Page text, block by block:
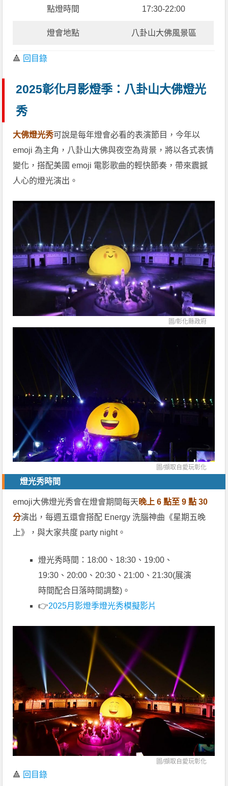
點燈時間 17:30-22:00
燈會地點 八卦山大佛風景區
🔺 回目錄
2025彰化月影燈季：八卦山大佛燈光
秀
大佛燈光秀可說是每年燈會必看的表演節目，今年以
emoji 為主角，八卦山大佛與夜空為背景，將以各式表情
變化，搭配美國 emoji 電影歌曲的輕快節奏，帶來震撼
人心的燈光演出。
圖/彰化縣政府
圖/擷取自 愛玩彰化
燈光秀時間
emoji大佛燈光秀會在燈會期間每天晚上 6 點至 9 點 30
分演出，每週五還會搭配 Energy 洗腦神曲《星期五晚
上》，與大家共度 party night。
燈光秀時間：18:00、18:30、19:00、
19:30、20:00、20:30、21:00、21:30(展演
時間配合日落時間調整)。
👉2025月影燈季燈光秀模擬影片
圖/擷取自 愛玩彰化
🔺 回目錄